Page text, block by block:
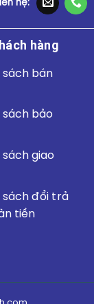
hệ:
hàng
sách bán
sách bảo
giao
sách đổi trả
tiền